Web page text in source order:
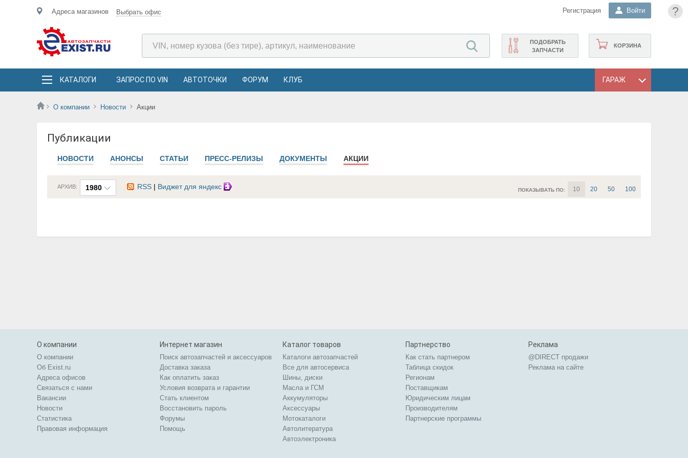
?
Адреса магазинов Выбрать офис Регистрация Войти
КОРЗИНА
ПОДОБРАТЬ
ЗАПЧАСТИ
КАТАЛОГИ ЗАПРОС ПО VIN АВТОТОЧКИ ФОРУМ КЛУБ ГАРАЖ
О компании Новости Акции
Публикации
НОВОСТИ АНОНСЫ СТАТЬИ ПРЕСС-РЕЛИЗЫ ДОКУМЕНТЫ АКЦИИ
1980
АРХИВ: RSS | Виджет для яндекс ПОКАЗЫВАТЬ ПО: 10 20 50 100
О компании
О компании
Об Exist.ru
Адреса офисов
Связаться с нами
Вакансии
Новости
Статистика
Правовая информация
Интернет магазин
Поиск автозапчастей и аксессуаров
Доставка заказа
Как оплатить заказ
Условия возврата и гарантии
Стать клиентом
Восстановить пароль
Форумы
Помощь
Каталог товаров
Каталоги автозапчастей
Все для автосервиса
Шины, диски
Масла и ГСМ
Аккумуляторы
Аксессуары
Мотокаталоги
Автолитература
Автоэлектроника
Партнерство
Как стать партнером
Таблица скидок
Регионам
Поставщикам
Юридическим лицам
Производителям
Партнерские программы
Реклама
@DIRECT продажи
Реклама на сайте